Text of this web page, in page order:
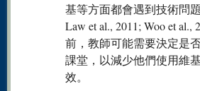
基等方面都會遇到技術問題
Law et al., 2011; Woo et
前，教師可能需要決定是
課堂，以減少他們使用維
效。